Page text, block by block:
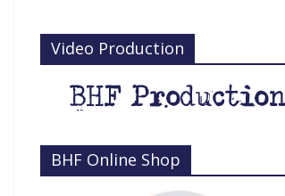
Video Production
BHF Online Shop